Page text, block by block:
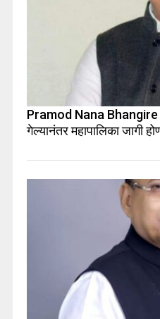
Pramod Nana Bhangire
गेल्यानंतर महापालिका जागी